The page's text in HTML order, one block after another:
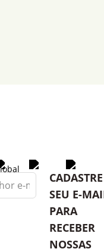
CADASTRE
SEU E-
PARA
RECEBER
NOSSAS